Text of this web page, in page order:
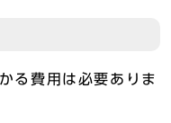
る費用は必要ありま